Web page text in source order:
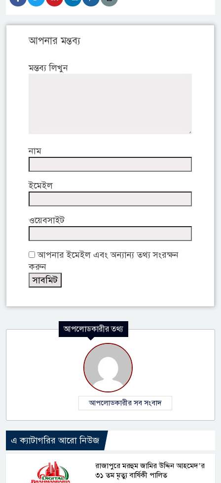
আপনার মন্তব্য
মন্তব্য লিখুন
নাম
ইমেইল
ওয়েবসাইট
আপনার ইমেইল এবং অন্যান্য তথ্য সংরক্ষন
করুন
আপলোডকারীর তথ্য
আপলোডকারীর সব সংবাদ
এ ক্যাটাগরির আরো নিউজ
রাজাপুরে মরহুম জামির উদ্দিন আহমেদ’র
৩১ তম মৃত্যু বার্ষিকী পালিত